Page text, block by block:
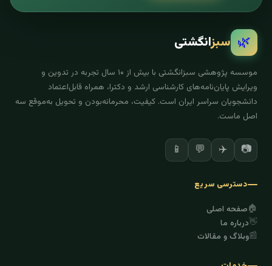
🌿 سبزانگشتی
موسسه پژوهشی سبزانگشتی با بیش از ۱۰ سال تجربه در تدوین و
ویرایش پایان‌نامه‌های کارشناسی ارشد و دکترا، همراه قابل‌اعتماد
دانشجویان سراسر ایران است. کیفیت، محرمانه‌بودن و تحویل به‌موقع سه
اصل ماست.
📷
✈️
💬
📱
دسترسی سریع
🏠صفحه اصلی
👋درباره ما
📰وبلاگ و مقالات